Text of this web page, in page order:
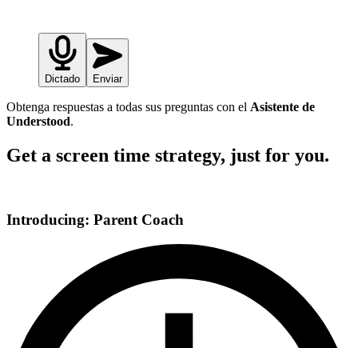
Dictado Enviar
Obtenga respuestas a todas sus preguntas con el Asistente de
Understood.
Get a screen time strategy, just for you.
Introducing: Parent Coach